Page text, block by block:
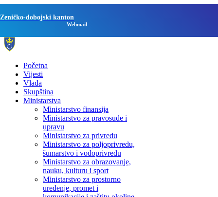
Zeničko-dobojski kanton
Webmail
Početna
Vijesti
Vlada
Skupština
Ministarstva
Ministarstvo finansija
Ministarstvo za pravosuđe i
upravu
Ministarstvo za privredu
Ministarstvo za poljoprivredu,
šumarstvo i vodoprivredu
Ministarstvo za obrazovanje,
nauku, kulturu i sport
Ministarstvo za prostorno
uređenje, promet i